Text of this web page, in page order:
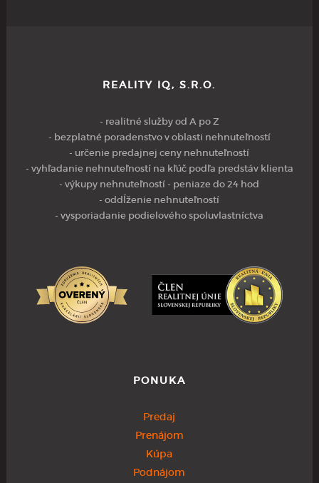
REALITY IQ, S.R.O.
- realitné služby od A po Z
- bezplatné poradenstvo v oblasti nehnuteľností
- určenie predajnej ceny nehnuteľností
- vyhľadanie nehnuteľností na kľúč podľa predstáv klienta
- výkupy nehnuteľností - peniaze do 24 hod
- oddĺženie nehnuteľností
- vysporiadanie podielového spoluvlastníctva
PONUKA
Predaj
Prenájom
Kúpa
Podnájom